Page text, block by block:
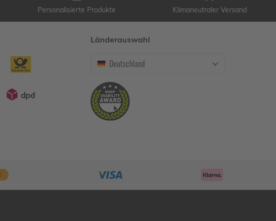
Personalisierte Produkte Klimaneutraler Versand
Länderauswahl
Deutschland